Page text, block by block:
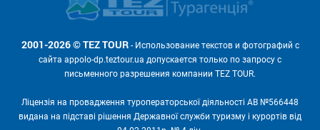
2001-2026 © TEZ TOUR- Использование текстов и фотографий с
сайта appolo-dp.teztour.ua допускается только по запросу с
письменного разрешения компании TEZ TOUR.
Ліцензія на провадження туроператорської діяльності АВ №566448
видана на підставі рішення Державної служби туризму і курортів від